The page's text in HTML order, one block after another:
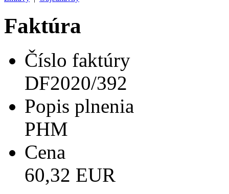
Faktúra
Číslo faktúry
DF2020/392
Popis plnenia
PHM
Cena
60,32 EUR